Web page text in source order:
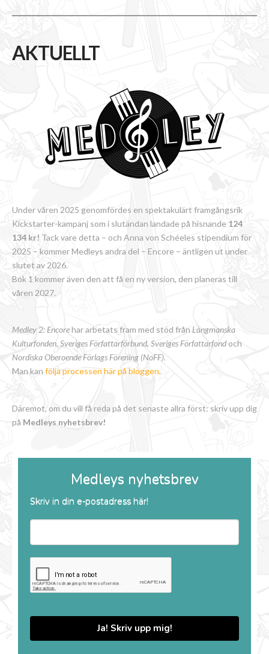
AKTUELLT
Under våren 2025 genomfördes en spektakulärt framgångsrik
Kickstarter-kampanj som i slutändan landade på hisnande 124
134 kr! Tack vare detta – och Anna von Schéeles stipendium för
2025 – kommer Medleys andra del – Encore – äntligen ut under
slutet av 2026.
Bok 1 kommer även den att få en ny version, den planeras till
våren 2027.
Medley 2: Encorehar arbetats fram med stöd från Längmanska
Kulturfonden, Sveriges Författarförbund, Sveriges Författarfond och
Nordiska Oberoende Förlags Förening (NoFF).
Man kan följa processen här på bloggen.
Däremot, om du vill få reda på det senaste allra först: skriv upp dig
på Medleys nyhetsbrev!
Medleys nyhetsbrev
Skriv in din e-postadress här!
Ja! Skriv upp mig!